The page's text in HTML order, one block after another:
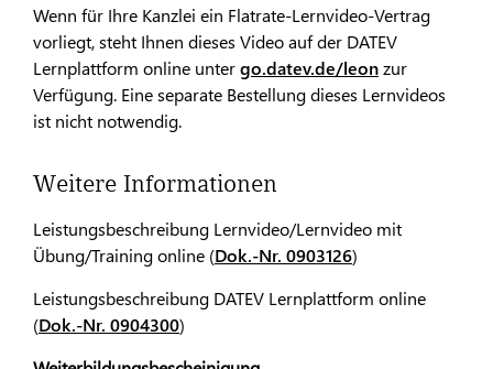
Wenn für Ihre Kanzlei ein Flatrate-Lernvideo-Vertrag
vorliegt, steht Ihnen dieses Video auf der DATEV
Lernplattform online untergo.datev.de/leonzur
Verfügung. Eine separate Bestellung dieses Lernvideos
ist nicht notwendig.
Weitere Informationen
Leistungsbeschreibung Lernvideo/Lernvideo mit
Übung/Training online (Dok.-Nr. 0903126)
Leistungsbeschreibung DATEV Lernplattform online
(Dok.-Nr. 0904300)